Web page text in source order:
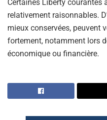
Certaines Liberty courantes
relativement raisonnables.
mieux conservées, peuvent
fortement, notamment lors
économique ou financière.